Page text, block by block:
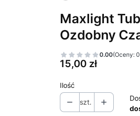
Maxlight
Ozdobny
0.00(Oceny:
Cena
15,00 zł
Ilość
szt.